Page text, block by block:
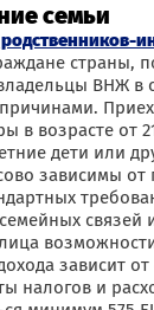
семьи
страны,
ВНЖ в
в возрасте от
дети или
зависимы
связей
зависит от
налогов и